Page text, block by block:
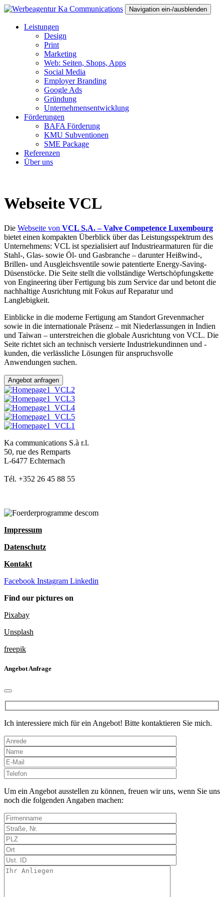
Navigation ein-/ausblenden
Leistungen
Design
Print
Marketing
Web: Seiten, Shops, Apps
Social Media
Employer Branding
Google Ads
Gründung
Unternehmensentwicklung
Förderungen
BAFA Förderung
KMU Subventionen
SME Package
Referenzen
Über uns
Webseite VCL
Die Webseite von VCL S.A. – Valve Competence Luxembourg
bietet einen kompakten Überblick über das Leistungsspektrum des
Unternehmens: VCL ist spezialisiert auf Industriearmaturen für die
Stahl-, Glas- sowie Öl- und Gasbranche – darunter Heißwind-,
Brillen- und Ausgleichsventile sowie patentierte Energy-Saving-
Düsenstöcke. Die Seite stellt die vollständige Wertschöpfungskette
von Engineering über Fertigung bis zum Service dar und betont die
nachhaltige Ausrichtung mit Fokus auf Reparatur und
Langlebigkeit.
Einblicke in die moderne Fertigung am Standort Grevenmacher
sowie in die internationale Präsenz – mit Niederlassungen in Indien
und Taiwan – unterstreichen die globale Ausrichtung von VCL. Die
Seite richtet sich an technisch versierte Industriekundinnen und -
kunden, die verlässliche Lösungen für anspruchsvolle
Anwendungen suchen.
Angebot anfragen
Ka communications S.à r.l.
50, rue des Remparts
L-6477 Echternach
Tél. +352 26 45 88 55
Impressum
Datenschutz
Kontakt
Facebook Instagram Linkedin
Find our pictures on
Pixabay
Unsplash
freepik
Angebot Anfrage
Ich interessiere mich für ein Angebot! Bitte kontaktieren Sie mich.
Bitte
lasse
dieses
Feld
Um ein Angebot ausstellen zu können, freuen wir uns, wenn Sie uns
noch die folgenden Angaben machen: